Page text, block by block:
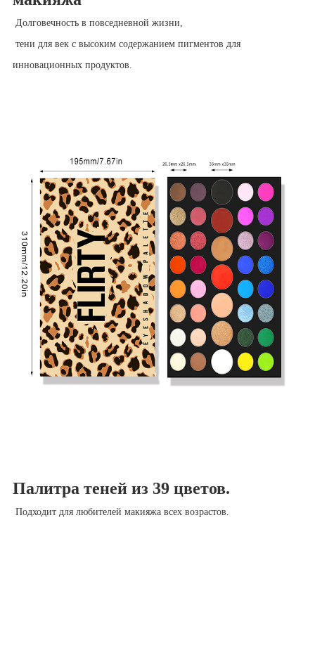
Долговечность в повседневной жизни,
тени для век с высоким содержанием пигментов для
инновационных продуктов.
Палитра теней из 39 цветов.
Подходит для любителей макияжа всех возрастов.